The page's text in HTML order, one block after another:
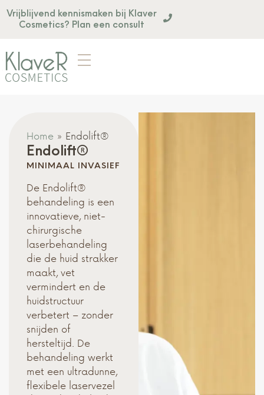
Vrijblijvend kennismaken bij Klaver
Cosmetics? Plan een consult
Home » Endolift®
Endolift®
MINIMAAL INVASIEF
De Endolift®
behandeling is een
innovatieve, niet-
chirurgische
laserbehandeling
die de huid strakker
maakt, vet
vermindert en de
huidstructuur
verbetert – zonder
snijden of
hersteltijd. De
behandeling werkt
met een ultradunne,
flexibele laservezel